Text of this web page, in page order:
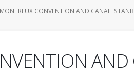
MONTREUX CONVENTION AND CANAL